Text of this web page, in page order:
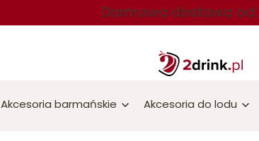
Darmowa dostawa od
Akcesoria barmańskie Akcesoria do lodu